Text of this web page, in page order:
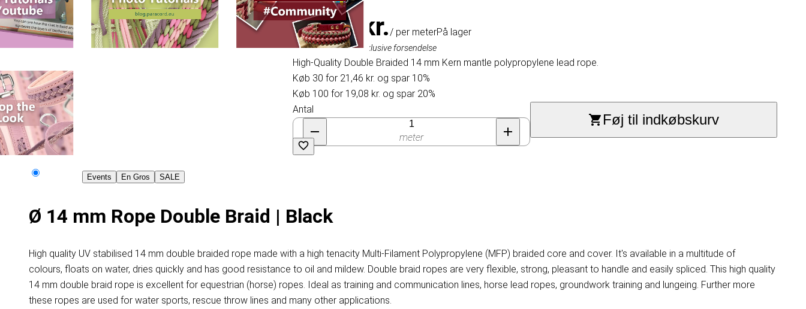
Events En Gros SALE
23,85 kr./ per meterPå lager
Inklusive moms, eksklusive forsendelse
High-Quality Double Braided 14 mm Kern mantle polypropylene lead rope.
Køb 30 for 21,46 kr. og spar 10%
Køb 100 for 19,08 kr. og spar 20%
Antal
meter
Føj til indkøbskurv
Ø 14 mm Rope Double Braid | Black
High quality UV stabilised 14 mm double braided rope made with a high tenacity Multi-Filament Polypropylene (MFP) braided core and cover. It's available in a multitude of
colours, floats on water, dries quickly and has good resistance to oil and mildew. Double braid ropes are very flexible, strong, pleasant to handle and easily spliced. This high quality
14 mm double braid rope is excellent for equestrian (horse) ropes. Ideal as training and communication lines, horse lead ropes, groundwork training and lungeing. Further more
these ropes are used for water sports, rescue throw lines and many other applications.